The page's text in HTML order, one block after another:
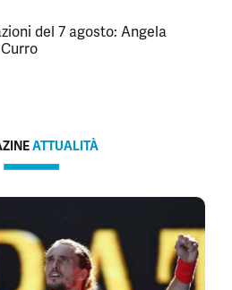
del 7 agosto: Angela
ATTUALITÀ